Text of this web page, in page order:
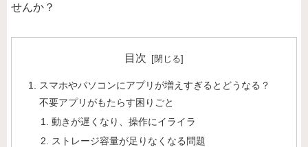
せんか？
目次
スマホやパソコンにアプリが増えすぎるとどうなる？
不要アプリがもたらす困りごと
動きが遅くなり、操作にイライラ
ストレージ容量が足りなくなる問題